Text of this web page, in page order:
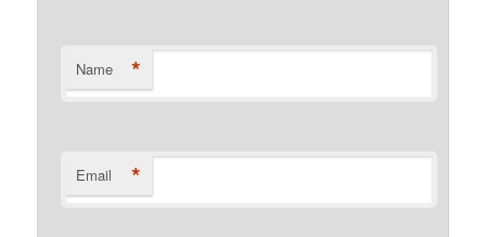
Name *
Email *